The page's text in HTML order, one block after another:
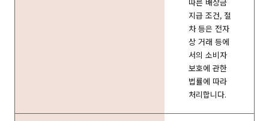
따른 배상금
지급 조건, 절
차 등은 전자
상 거래 등에
서의 소비자
보호에 관한
법률에 따라
처리합니다.